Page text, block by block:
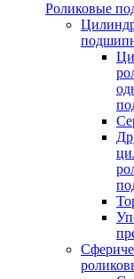
Роликовые